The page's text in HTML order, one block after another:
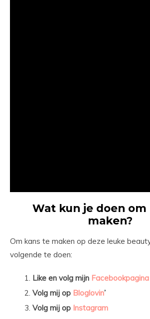
Wat kun je doen om
maken?
Om kans te maken op deze leuke
volgende te doen:
Like en volg mijn Facebookpagina
Volg mij op Bloglovin’
Volg mij op Instagram